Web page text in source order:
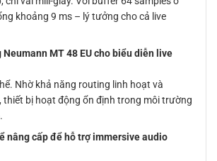
khoảng 9 ms – lý tưởng cho cả live
Neumann MT 48 EU cho biểu diễn live
Nhờ khả năng routing linh hoạt và
thiết bị hoạt động ổn định trong môi trường
nâng cấp để hỗ trợ immersive audio